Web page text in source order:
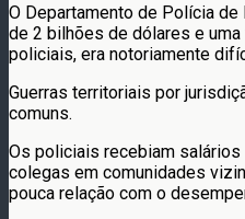
O Departamento de Polícia de
de 2 bilhões de dólares e
policiais, era notoriamente
Guerras territoriais por
comuns.
Os policiais recebiam
colegas em comunidades
pouca relação com o